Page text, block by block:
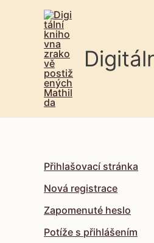
Přihlašovací stránka
Nová registrace
Zapomenuté heslo
Potíže s přihlášením